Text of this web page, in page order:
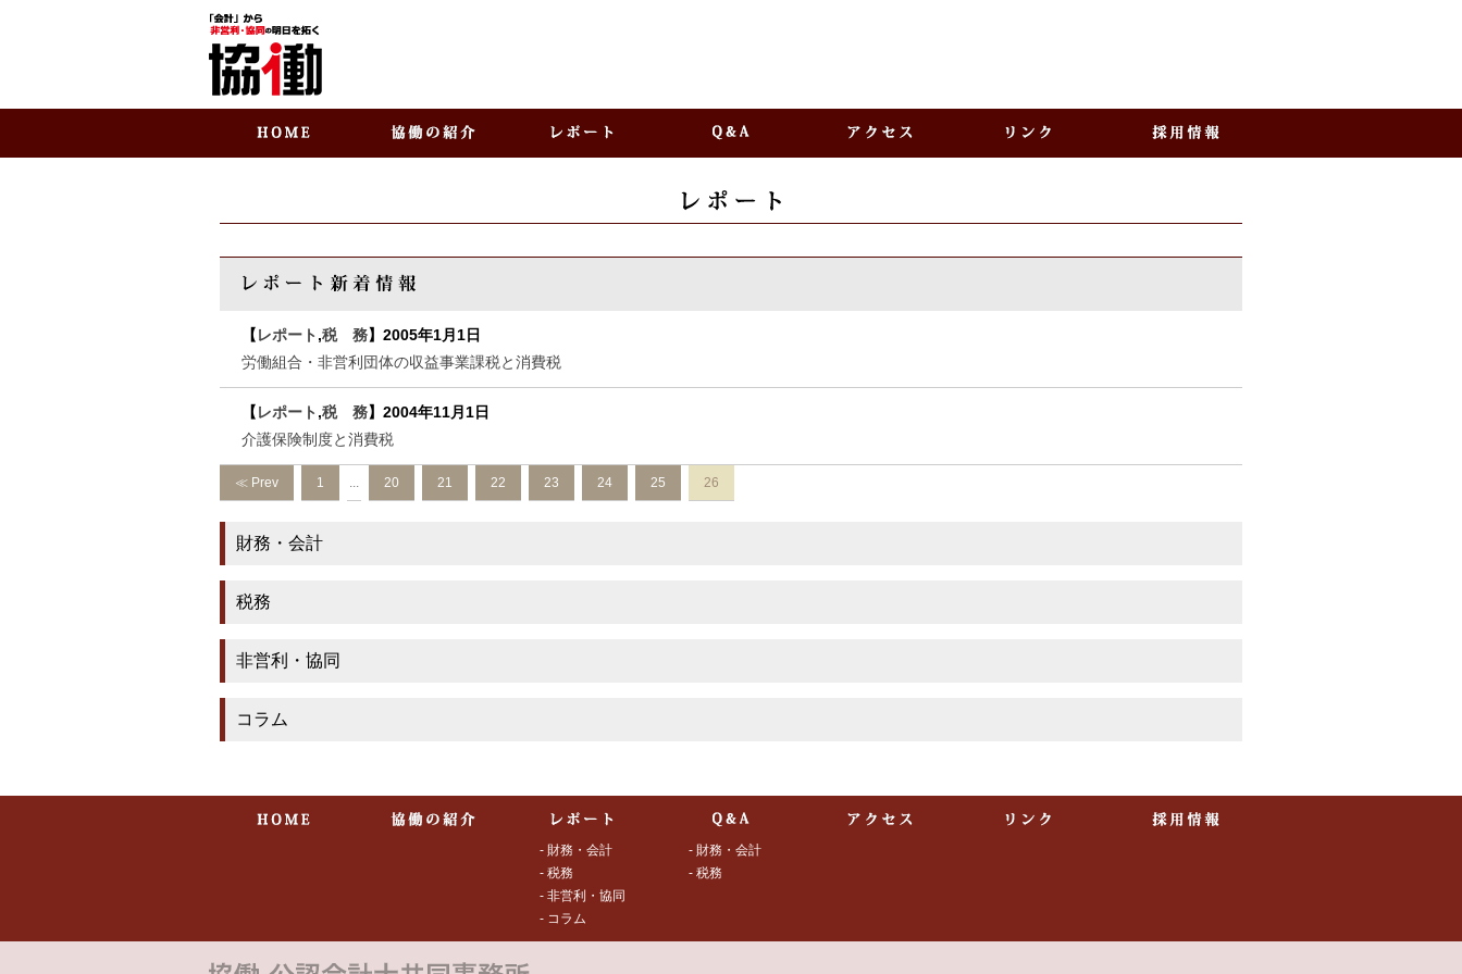
【レポート ,税 務】 2005年1月1日
労働組合・非営利団体の収益事業課税と消費税
【レポート ,税 務】 2004年11月1日
介護保険制度と消費税
≪ Prev 1 ... 20 21 22 23 24 25 26
財務・会計
税務
非営利・協同
コラム
- 財務・会計
- 税務
- 非営利・協同
- コラム
- 財務・会計
- 税務